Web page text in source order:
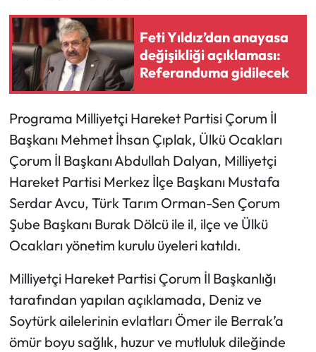
Feti Yıldız’dan anayasa
değişikliği açıklaması:
Referanduma gidilecek
Programa Milliyetçi Hareket Partisi Çorum İl
Başkanı Mehmet İhsan Çıplak, Ülkü Ocakları
Çorum İl Başkanı Abdullah Dalyan, Milliyetçi
Hareket Partisi Merkez İlçe Başkanı Mustafa
Serdar Avcu, Türk Tarım Orman-Sen Çorum
Şube Başkanı Burak Dölcü ile il, ilçe ve Ülkü
Ocakları yönetim kurulu üyeleri katıldı.
Milliyetçi Hareket Partisi Çorum İl Başkanlığı
tarafından yapılan açıklamada, Deniz ve
Soytürk ailelerinin evlatları Ömer ile Berrak’a
ömür boyu sağlık, huzur ve mutluluk dileğinde
Magazin
Mecitözü Haberleri
Oğuzlar Haberleri
Ortaköy Haberleri
Osmancık Haberleri
Resmi İlan
Sağlık
Siyaset